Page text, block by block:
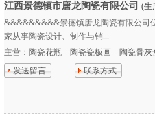
江西景德镇市唐龙陶瓷有限公司 (生
&&&&&&&&&景德镇唐龙陶瓷有限公司
家从事陶瓷设计、制作与销...
主营： 陶瓷花瓶 陶瓷瓷板画 陶瓷骨
发送留言
联系方式